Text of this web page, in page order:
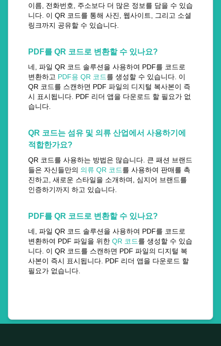
이름, 전화번호, 주소보다 더 많은 정보를 담을 수 있습
니다. 이 QR 코드를 통해 사진, 웹사이트, 그리고 소셜
링크까지 공유할 수 있습니다.
PDF를 QR 코드로 변환할 수 있나요?
네, 파일 QR 코드 솔루션을 사용하여 PDF를 코드로
변환하고 PDF용 QR 코드를 생성할 수 있습니다. 이
QR 코드를 스캔하면 PDF 파일의 디지털 복사본이 즉
시 표시됩니다. PDF 리더 앱을 다운로드 할 필요가 없
습니다.
QR 코드는 섬유 및 의류 산업에서 사용하기에
적합한가요?
QR 코드를 사용하는 방법은 많습니다. 큰 패션 브랜드
들은 자신들만의 의류 QR 코드를 사용하여 판매를 촉
진하고, 새로운 스타일을 소개하며, 심지어 브랜드를
인증하기까지 하고 있습니다.
PDF를 QR 코드로 변환할 수 있나요?
네, 파일 QR 코드 솔루션을 사용하여 PDF를 코드로
변환하여 PDF 파일을 위한 QR 코드를 생성할 수 있습
니다. 이 QR 코드를 스캔하면 PDF 파일의 디지털 복
사본이 즉시 표시됩니다. PDF 리더 앱을 다운로드 할
필요가 없습니다.